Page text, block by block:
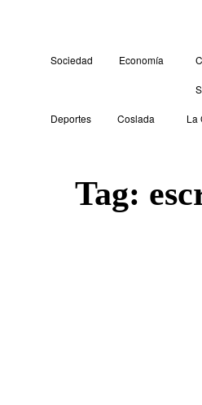
Sociedad Economía
Deportes Coslada La
Tag: